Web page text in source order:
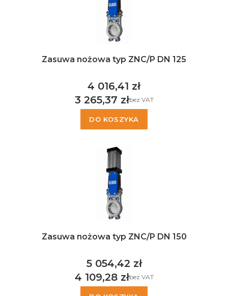
Zasuwa nożowa typ ZNC/P DN 125
Cena
4 016,41 zł
Cena
3 265,37 złbez VAT
DO KOSZYKA
Zasuwa nożowa typ ZNC/P DN 150
Cena
5 054,42 zł
Cena
4 109,28 złbez VAT